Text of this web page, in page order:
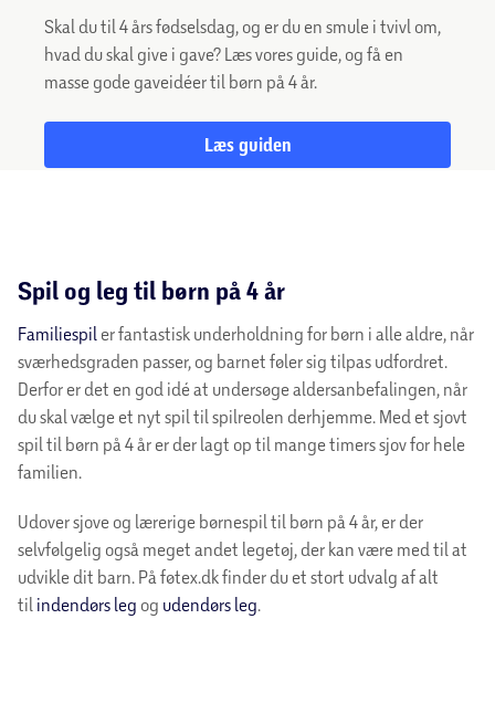
Skal du til 4 års fødselsdag, og er du en smule i tvivl om,
hvad du skal give i gave? Læs vores guide, og få en
masse gode gaveidéer til børn på 4 år.
Læs guiden
Spil og leg til børn på 4 år
Familiespil er fantastisk underholdning for børn i alle aldre, når
sværhedsgraden passer, og barnet føler sig tilpas udfordret.
Derfor er det en god idé at undersøge aldersanbefalingen, når
du skal vælge et nyt spil til spilreolen derhjemme. Med et sjovt
spil til børn på 4 år er der lagt op til mange timers sjov for hele
familien.
Udover sjove og lærerige børnespil til børn på 4 år, er der
selvfølgelig også meget andet legetøj, der kan være med til at
udvikle dit barn. På føtex.dk finder du et stort udvalg af alt
til indendørs leg og udendørs leg.